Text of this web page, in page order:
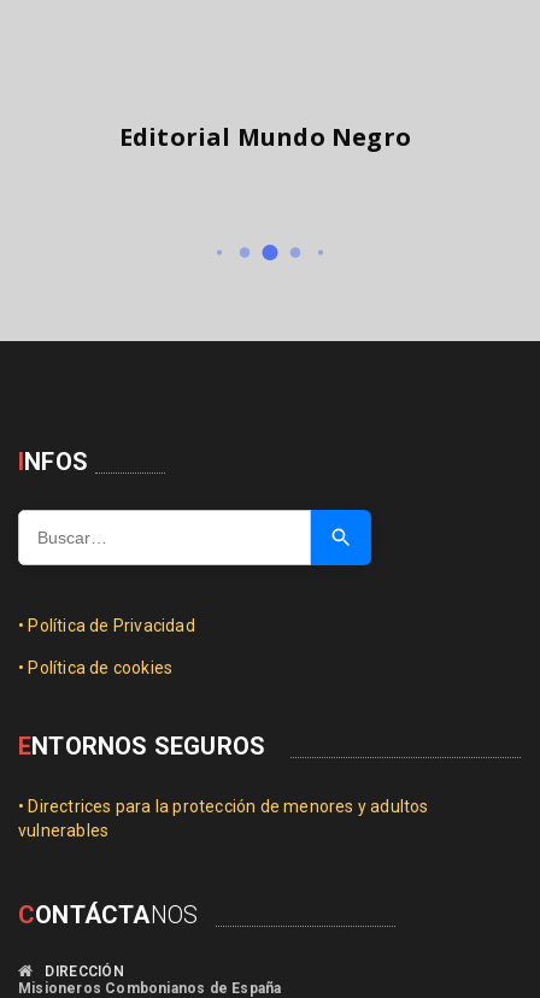
Editorial Mundo Negro
INFOS
Buscar …
• Política de Privacidad
• Política de cookies
ENTORNOS SEGUROS
• Directrices para la protección de menores y adultos
vulnerables
CONTÁCTANOS
DIRECCIÓN
Misioneros Combonianos de España